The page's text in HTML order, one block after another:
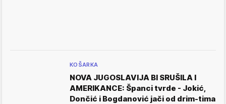
KOŠARKA
NOVA JUGOSLAVIJA BI SRUŠILA I
AMERIKANCE: Španci tvrde - Jokić,
Dončić i Bogdanović jači od drim-tima